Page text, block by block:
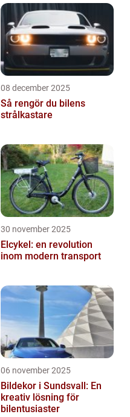
08 december 2025
Så rengör du bilens
strålkastare
30 november 2025
Elcykel: en revolution
inom modern transport
06 november 2025
Bildekor i Sundsvall: En
kreativ lösning för
bilentusiaster